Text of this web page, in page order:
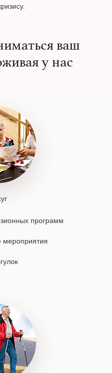
ваш
у нас
программ
мероприятия